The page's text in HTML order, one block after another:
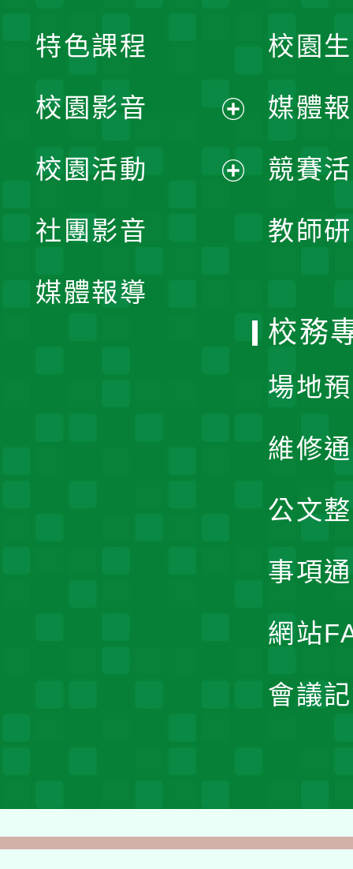
校園
媒體
競賽
教師
特色課程
校園影音
開
校園活動
社團影音
媒體報導
校務
場地
維修
公文
事項
網站
會議